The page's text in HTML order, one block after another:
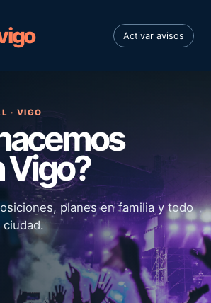
Activar avisos
· VIGO
Vigo?
planes en familia y todo
ciudad.